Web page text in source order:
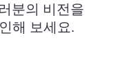
분의 비전을
해 보세요.